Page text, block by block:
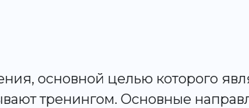
основной целью которого
тренингом. Основные